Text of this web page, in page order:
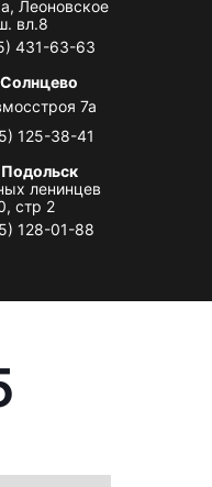
Леоновское
вл.8
431-63-63
7а
125-38-41
ленинцев
стр 2
128-01-88